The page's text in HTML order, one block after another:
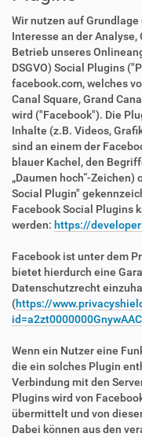
Wir nutzen auf
Interesse an der
Betrieb unseres
DSGVO) Social Plugins
facebook.com, welches
Canal Square, Grand
wird ("Facebook"). Die
Inhalte (z.B. Videos,
sind an einem der
blauer Kachel, den
„Daumen hoch“-
Social Plugin"
Facebook Social Plugins
werden: https://
Facebook ist unter dem
bietet hierdurch eine
Datenschutzrecht
(https://
Wenn ein Nutzer eine
die ein solches Plugin
Verbindung mit den
Plugins wird von
übermittelt und von
Dabei können aus den